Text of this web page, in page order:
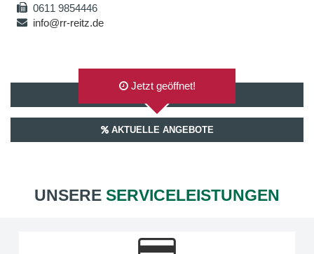
0611 9854446
info@rr-reitz.de
AUF GOOGLEMAPS ANZEIGEN
Jetzt geöffnet!
AKTUELLE ANGEBOTE
UNSERE SERVICELEISTUNGEN